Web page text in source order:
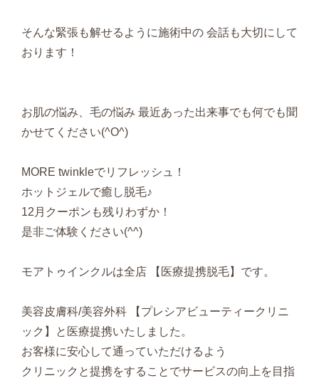
そんな緊張も解せるように施術中の 会話も大切にして
おります！
お肌の悩み、毛の悩み 最近あった出来事でも何でも聞
かせてください(^O^)
MORE twinkleでリフレッシュ！
ホットジェルで癒し脱毛♪
12月クーポンも残りわずか！
是非ご体験ください(^^)
モアトゥインクルは全店 【医療提携脱毛】です。
美容皮膚科/美容外科 【プレシアビューティークリニ
ック】と医療提携いたしました。
お客様に安心して通っていただけるよう
クリニックと提携をすることでサービスの向上を目指